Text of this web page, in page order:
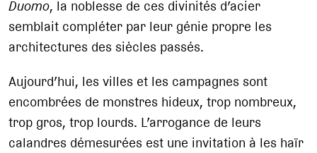
Duomo, la noblesse de ces divinités d’acier
semblait compléter par leur génie propre les
architectures des siècles passés.
Aujourd’hui, les villes et les campagnes sont
encombrées de monstres hideux, trop nombreux,
trop gros, trop lourds. L’arrogance de leurs
calandres démesurées est une invitation à les haïr